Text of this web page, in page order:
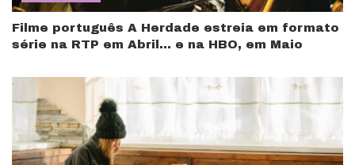
Filme português A Herdade estreia em formato
série na RTP em Abril… e na HBO, em Maio